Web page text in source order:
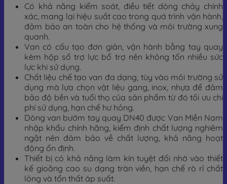
Có khả năng kiểm soát, điều tiết dòng chảy chính
xác, mang lại hiệu suất cao trong quá trình vận hành,
đảm bảo an toàn cho hệ thống và môi trường xung
quanh.
Van có cấu tạo đơn giản, vận hành bằng tay quay
kèm hộp số trợ lực bổ trợ nên không tốn nhiều sức
lực khi sử dụng.
Chất liệu chế tạo van đa dạng, tùy vào môi trường sử
dụng mà lựa chọn vật liệu gang, inox, nhựa để đảm
bảo độ bền và tuổi thọ của sản phẩm từ đó tối ưu chi
phí sử dụng, hạn chế hư hỏng.
Dòng van bướm tay quay DN40 được Van Miền Nam
nhập khẩu chính hãng, kiểm định chất lượng nghiêm
ngặt nên đảm bảo về chất lượng, khả năng hoạt
động ổn định.
Thiết bị có khả năng làm kín tuyệt đối nhờ vào thiết
kế gioăng cao su dạng tràn viền, hạn chế rò rỉ chất
lỏng và tổn thất áp suất.